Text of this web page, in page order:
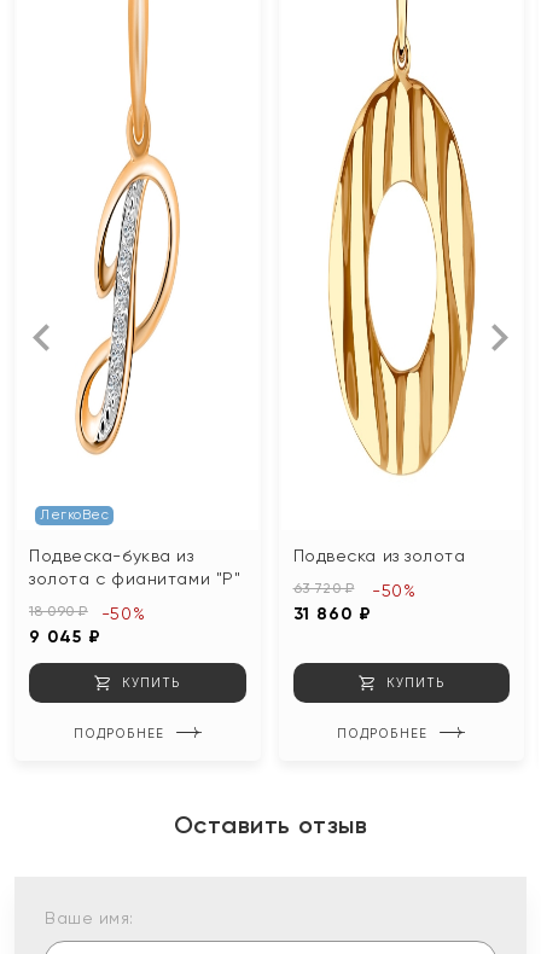
ЛегкоВес
Подвеска-буква из
золота с фианитами "Р"
18 090 ₽
9 045 ₽
-50%
КУПИТЬ
ПОДРОБНЕЕ
Подвеска из золота
63 720 ₽
31 860 ₽
-50%
КУПИТЬ
ПОДРОБНЕЕ
Оставить отзыв
Ваше имя: